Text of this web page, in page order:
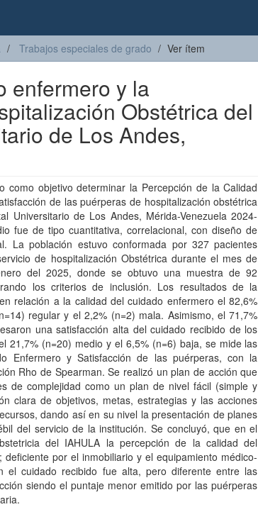
Trabajos especiales de grado Ver ítem
enfermero y la
Obstétrica del
de Los Andes,
como objetivo determinar la Percepción de la Calidad
de las puérperas de hospitalización obstétrica
Universitario de Los Andes, Mérida-Venezuela 2024-
fue de tipo cuantitativa, correlacional, con diseño de
La población estuvo conformada por 327 pacientes
de hospitalización Obstétrica durante el mes de
del 2025, donde se obtuvo una muestra de 92
los criterios de inclusión. Los resultados de la
relación a la calidad del cuidado enfermero el 82,6%
regular y el 2,2% (n=2) mala. Asimismo, el 71,7%
una satisfacción alta del cuidado recibido de los
21,7% (n=20) medio y el 6,5% (n=6) baja, se mide las
Enfermero y Satisfacción de las puérperas, con la
Rho de Spearman. Se realizó un plan de acción que
de complejidad como un plan de nivel fácil (simple y
clara de objetivos, metas, estrategias y las acciones
dando así en su nivel la presentación de planes
del servicio de la institución. Se concluyó, que en el
del IAHULA la percepción de la calidad del
por el inmobiliario y el equipamiento médico-
el cuidado recibido fue alta, pero diferente entre las
siendo el puntaje menor emitido por las puérperas